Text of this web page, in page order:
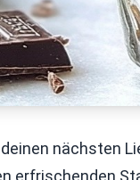
nächsten
erfrischenden